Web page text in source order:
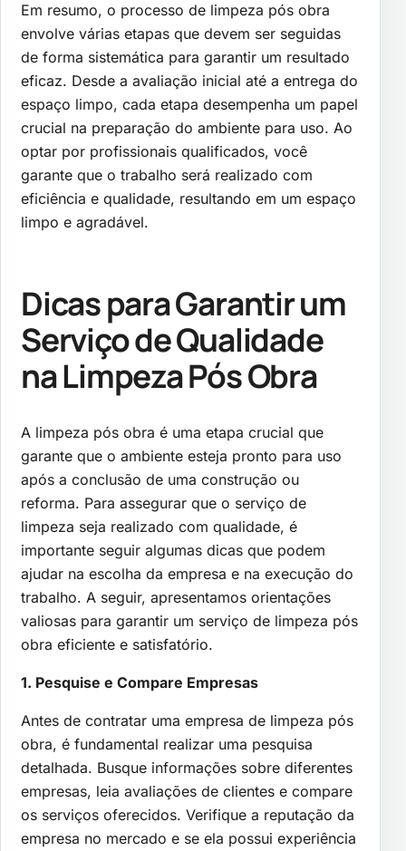
Em resumo, o processo de limpeza pós obra
envolve várias etapas que devem ser seguidas
de forma sistemática para garantir um resultado
eficaz. Desde a avaliação inicial até a entrega do
espaço limpo, cada etapa desempenha um papel
crucial na preparação do ambiente para uso. Ao
optar por profissionais qualificados, você
garante que o trabalho será realizado com
eficiência e qualidade, resultando em um espaço
limpo e agradável.
Dicas para Garantir um
Serviço de Qualidade
na Limpeza Pós Obra
A limpeza pós obra é uma etapa crucial que
garante que o ambiente esteja pronto para uso
após a conclusão de uma construção ou
reforma. Para assegurar que o serviço de
limpeza seja realizado com qualidade, é
importante seguir algumas dicas que podem
ajudar na escolha da empresa e na execução do
trabalho. A seguir, apresentamos orientações
valiosas para garantir um serviço de limpeza pós
obra eficiente e satisfatório.
1. Pesquise e Compare Empresas
Antes de contratar uma empresa de limpeza pós
obra, é fundamental realizar uma pesquisa
detalhada. Busque informações sobre diferentes
empresas, leia avaliações de clientes e compare
os serviços oferecidos. Verifique a reputação da
empresa no mercado e se ela possui experiência